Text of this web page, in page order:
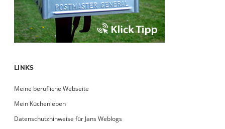
LINKS
Meine berufliche Webseite
Mein Küchenleben
Datenschutzhinweise für Jans Weblogs